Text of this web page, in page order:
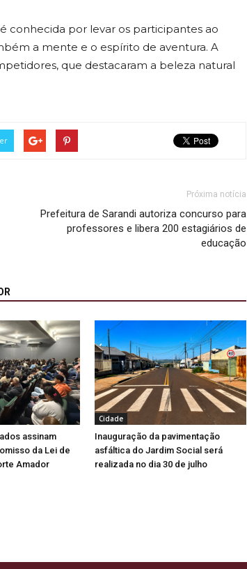
conhecida por levar os participantes ao
a mente e o espírito de aventura. A
que destacaram a beleza natural
Próxima notícia
Prefeitura de Sarandi autoriza concurso para
professores e libera 200 estagiários de
educação
assinam
da Lei de
Amador
Cidade
Inauguração da pavimentação
asfáltica do Jardim Social será
realizada no dia 30 de julho